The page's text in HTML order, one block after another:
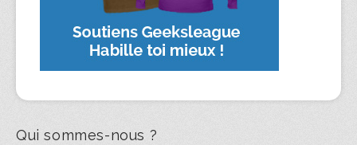
Qui sommes-nous ?